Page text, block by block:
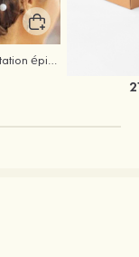
Beau perles d'Imitation épingles à cheveux coiffe